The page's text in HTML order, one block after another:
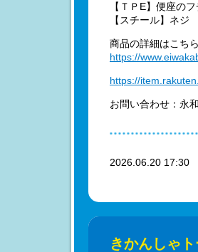
【ＴＰE】便座の
【スチール】ネジ
商品の詳細はこち
https://
https://
お問い合わせ：永
2026.06.20
きかんしゃ